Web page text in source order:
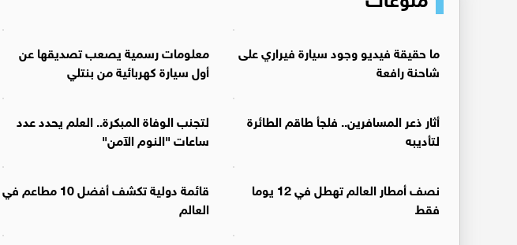
ما حقيقة فيديو وجود سيارة فيراري على
شاحنة رافعة
معلومات رسمية يصعب تصديقها عن
أول سيارة كهربائية من بنتلي
أثار ذعر المسافرين.. فلجأ طاقم الطائرة
لتأديبه
لتجنب الوفاة المبكرة.. العلم يحدد عدد
ساعات "النوم الآمن"
نصف أمطار العالم تهطل في 12 يوما
فقط
قائمة دولية تكشف أفضل 10 مطاعم في
العالم